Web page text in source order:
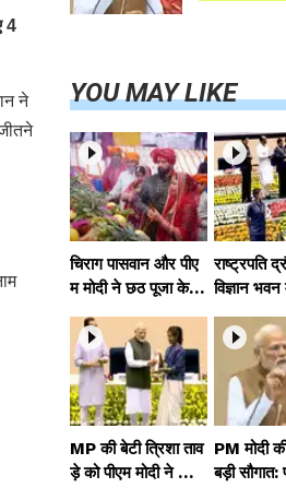
4
ने
का नया युग
YOU MAY LIKE
चिराग पासवान और पीए
म मोदी ने छठ पूजा के स
मापन पर देशवासियों को
दी शुभकामनाएं, छठी
मैया से देश की समृद्धि की
कामना की
राष्ट्रपति
विज्ञान
आदि
पर
मध्यप्रदेश
किया
MP की बेटी त्रिशा ताव
ड़े को पीएम मोदी ने किया
PM मोदी
बड़ी सौगात: